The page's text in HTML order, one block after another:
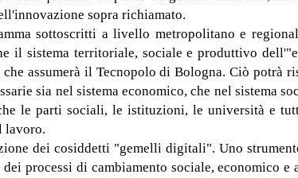
sopra richiamato.
sottoscritti a livello metropolitano e
il sistema territoriale, sociale e produttivo
assumerà il Tecnopolo di Bologna. Ciò potrà
sia nel sistema economico, che nel sistema
le parti sociali, le istituzioni, le università e
lavoro.
dei cosiddetti "gemelli digitali". Uno
processi di cambiamento sociale, economico